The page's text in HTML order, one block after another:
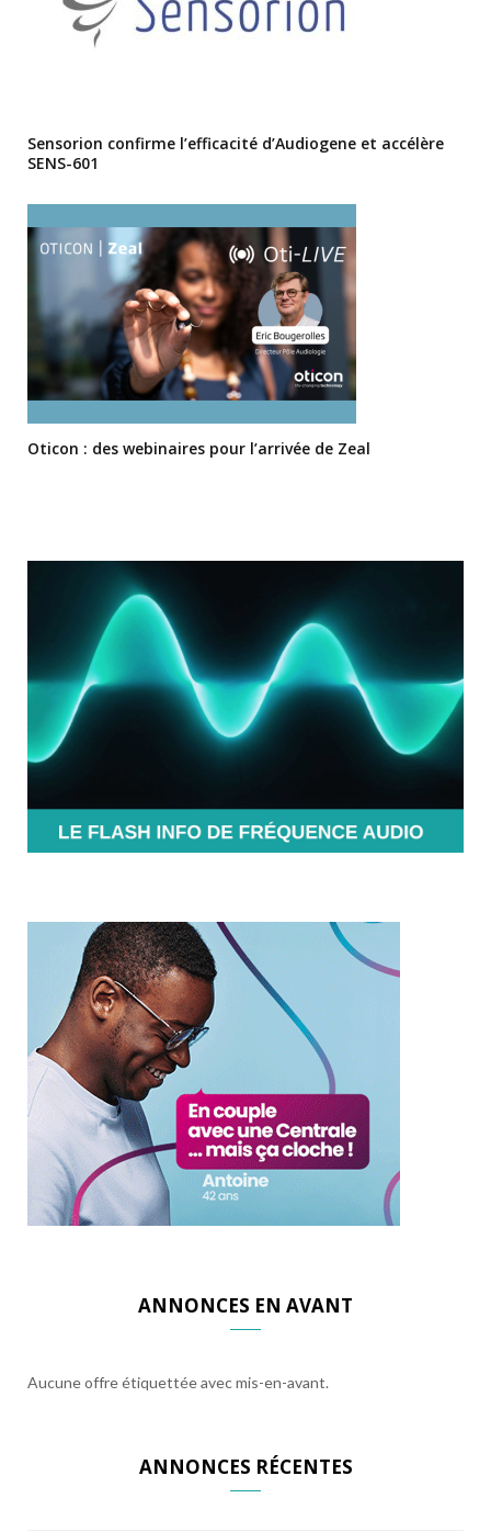
Sensorion confirme l’efficacité d’Audiogene et accélère
SENS-601
Oticon : des webinaires pour l’arrivée de Zeal
ANNONCES EN AVANT
Aucune offre étiquettée avec mis-en-avant.
ANNONCES RÉCENTES